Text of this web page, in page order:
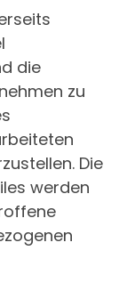
die
zu
Die
werden